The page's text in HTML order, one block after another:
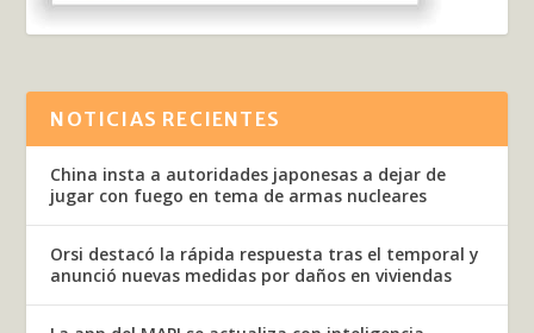
NOTICIAS RECIENTES
China insta a autoridades japonesas a dejar de
jugar con fuego en tema de armas nucleares
Orsi destacó la rápida respuesta tras el temporal y
anunció nuevas medidas por daños en viviendas